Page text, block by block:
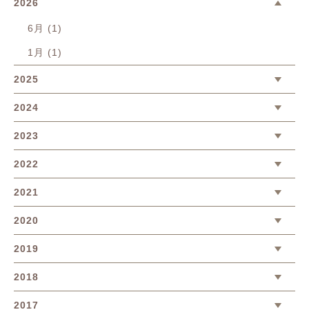
2026
6月 (1)
1月 (1)
2025
2024
2023
2022
2021
2020
2019
2018
2017